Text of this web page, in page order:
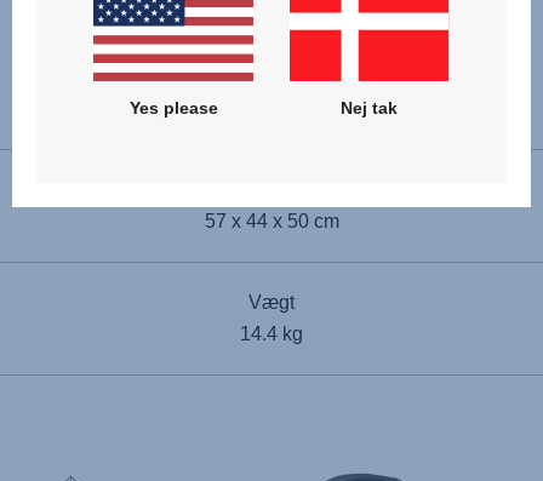
Bagudvendt montering40 - 105 cm
57 x 44 x 50 cm
Vægt
14.4 kg
Yes please Nej tak